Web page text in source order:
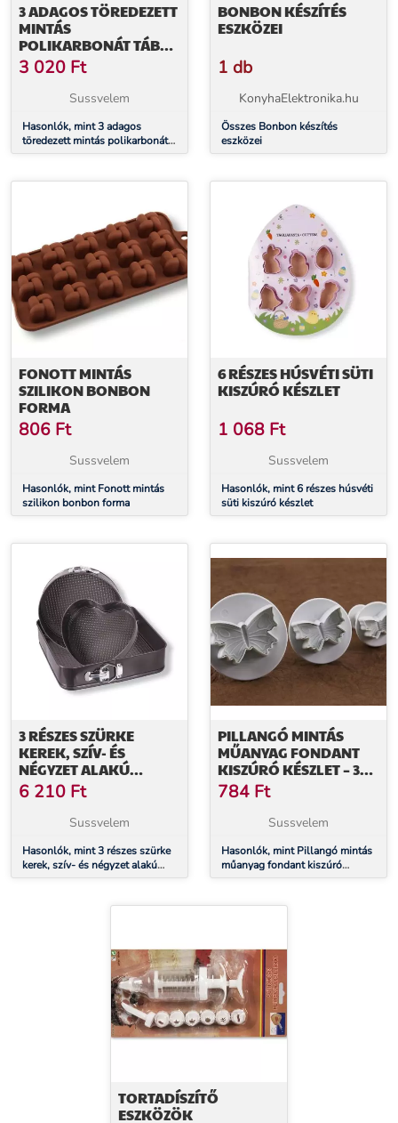
3 ADAGOS TÖREDEZETT
MINTÁS
POLIKARBONÁT TÁBLA
CSOKI FORMA
3 020 Ft
Sussvelem
Hasonlók, mint 3 adagos
töredezett mintás polikarbonát
tábla csoki forma
BONBON KÉSZÍTÉS
ESZKÖZEI
1 db
KonyhaElektronika.hu
Összes Bonbon készítés
eszközei
FONOTT MINTÁS
SZILIKON BONBON
FORMA
806 Ft
Sussvelem
Hasonlók, mint Fonott mintás
szilikon bonbon forma
6 RÉSZES HÚSVÉTI SÜTI
KISZÚRÓ KÉSZLET
1 068 Ft
Sussvelem
Hasonlók, mint 6 részes húsvéti
süti kiszúró készlet
3 RÉSZES SZÜRKE
KEREK, SZÍV- ÉS
NÉGYZET ALAKÚ
KAPCSOS
TORTAFORMA KÉSZLET
6 210 Ft
Sussvelem
Hasonlók, mint 3 részes szürke
kerek, szív- és négyzet alakú
kapcsos tortaforma készlet
PILLANGÓ MINTÁS
MŰANYAG FONDANT
KISZÚRÓ KÉSZLET – 3
DB KÜLÖNBÖZŐ
MÉRETBEN
784 Ft
Sussvelem
Hasonlók, mint Pillangó mintás
műanyag fondant kiszúró
készlet – 3 db különböző
TORTADÍSZÍTŐ
ESZKÖZÖK